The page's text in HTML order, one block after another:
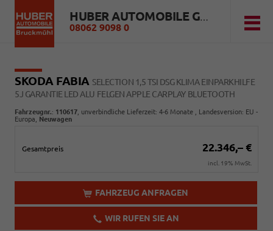
HUBER AUTOMOBILE GMBH
08062 9098 0
SKODA FABIA SELECTION 1,5 TSI DSG KLIMA EINPARKHILFE
5J GARANTIE LED ALU FELGEN APPLE CARPLAY BLUETOOTH
Fahrzeugnr.: 110617 , unverbindliche Lieferzeit: 4-6 Monate , Landesversion: EU -
Europa, Neuwagen
Gesamtpreis 22.346,– €
incl. 19% MwSt.
FAHRZEUG ANFRAGEN
WIR RUFEN SIE AN